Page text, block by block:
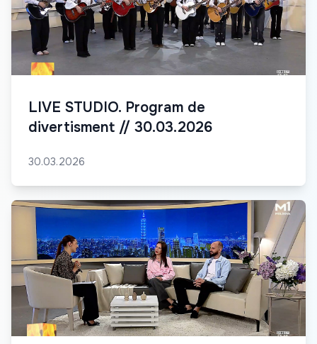
LIVE STUDIO. Program de
divertisment // 30.03.2026
30.03.2026